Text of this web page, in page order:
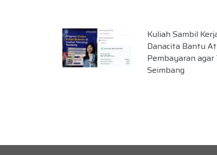
Kuliah Sambil
Danacita Bantu
Pembayaran agar
Seimbang